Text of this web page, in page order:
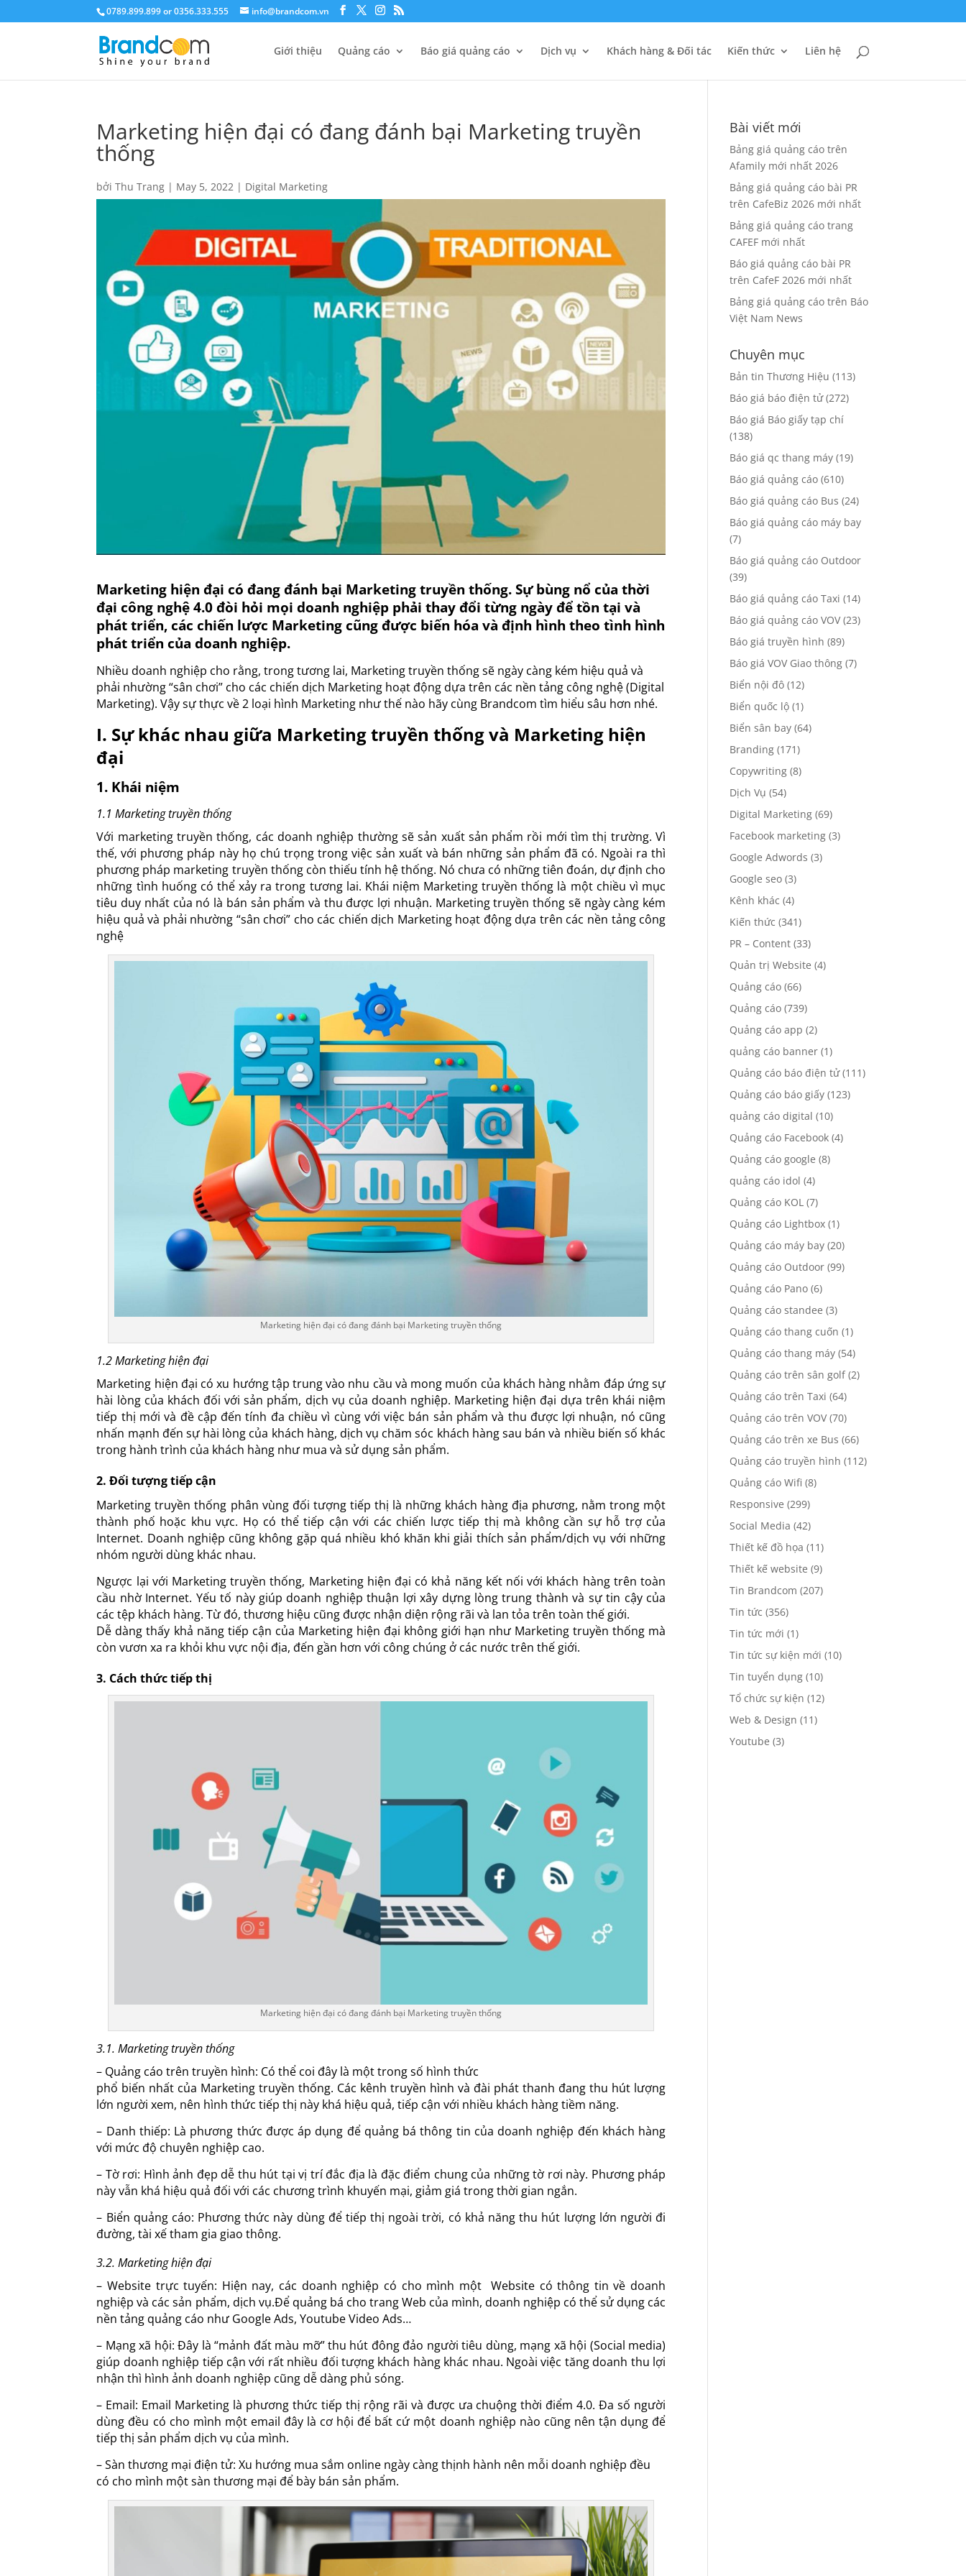
0789.899.899 or 0356.333.555 info@brandcom.vn
Giới thiệu Quảng cáo Báo giá quảng cáo Dịch vụ Khách hàng & Đối tác Kiến thức Liên hệ
Marketing hiện đại có đang đánh bại Marketing truyền
thống
bởiThu Trang | May 5, 2022 | Digital Marketing
Marketing hiện đại có đang đánh bại Marketing truyền thống. Sự bùng nổ của thời
đại công nghệ 4.0 đòi hỏi mọi doanh nghiệp phải thay đổi từng ngày để tồn tại và
phát triển, các chiến lược Marketing cũng được biến hóa và định hình theo tình hình
phát triển của doanh nghiệp.
Nhiều doanh nghiệp cho rằng, trong tương lai, Marketing truyền thống sẽ ngày càng kém hiệu quả và
phải nhường “sân chơi” cho các chiến dịch Marketing hoạt động dựa trên các nền tảng công nghệ (Digital
Marketing). Vậy sự thực về 2 loại hình Marketing như thế nào hãy cùng Brandcom tìm hiểu sâu hơn nhé.
I. Sự khác nhau giữa Marketing truyền thống và Marketing hiện
đại
1. Khái niệm
1.1 Marketing truyền thống
Với marketing truyền thống, các doanh nghiệp thường sẽ sản xuất sản phẩm rồi mới tìm thị trường. Vì
thế, với phương pháp này họ chú trọng trong việc sản xuất và bán những sản phẩm đã có. Ngoài ra thì
phương pháp marketing truyền thống còn thiếu tính hệ thống. Nó chưa có những tiên đoán, dự định cho
những tình huống có thể xảy ra trong tương lai. Khái niệm Marketing truyền thống là một chiều vì mục
tiêu duy nhất của nó là bán sản phẩm và thu được lợi nhuận. Marketing truyền thống sẽ ngày càng kém
hiệu quả và phải nhường “sân chơi” cho các chiến dịch Marketing hoạt động dựa trên các nền tảng công
nghệ
Marketing hiện đại có đang đánh bại Marketing truyền thống
1.2 Marketing hiện đại
Marketing hiện đại có xu hướng tập trung vào nhu cầu và mong muốn của khách hàng nhằm đáp ứng sự
hài lòng của khách đối với sản phẩm, dịch vụ của doanh nghiệp. Marketing hiện đại dựa trên khái niệm
tiếp thị mới và đề cập đến tính đa chiều vì cùng với việc bán sản phẩm và thu được lợi nhuận, nó cũng
nhấn mạnh đến sự hài lòng của khách hàng, dịch vụ chăm sóc khách hàng sau bán và nhiều biến số khác
trong hành trình của khách hàng như mua và sử dụng sản phẩm.
2. Đối tượng tiếp cận
Marketing truyền thống phân vùng đối tượng tiếp thị là những khách hàng địa phương, nằm trong một
thành phố hoặc khu vực. Họ có thể tiếp cận với các chiến lược tiếp thị mà không cần sự hỗ trợ của
Internet. Doanh nghiệp cũng không gặp quá nhiều khó khăn khi giải thích sản phẩm/dịch vụ với những
nhóm người dùng khác nhau.
Ngược lại với Marketing truyền thống, Marketing hiện đại có khả năng kết nối với khách hàng trên toàn
cầu nhờ Internet. Yếu tố này giúp doanh nghiệp thuận lợi xây dựng lòng trung thành và sự tin cậy của
các tệp khách hàng. Từ đó, thương hiệu cũng được nhận diện rộng rãi và lan tỏa trên toàn thế giới.
Dễ dàng thấy khả năng tiếp cận của Marketing hiện đại không giới hạn như Marketing truyền thống mà
còn vươn xa ra khỏi khu vực nội địa, đến gần hơn với công chúng ở các nước trên thế giới.
3. Cách thức tiếp thị
Marketing hiện đại có đang đánh bại Marketing truyền thống
3.1. Marketing truyền thống
– Quảng cáo trên truyền hình: Có thể coi đây là một trong số hình thức
phổ biến nhất của Marketing truyền thống. Các kênh truyền hình và đài phát thanh đang thu hút lượng
lớn người xem, nên hình thức tiếp thị này khá hiệu quả, tiếp cận với nhiều khách hàng tiềm năng.
– Danh thiếp: Là phương thức được áp dụng để quảng bá thông tin củadoanh nghiệp đến khách hàng
với mức độ chuyên nghiệp cao.
– Tờ rơi: Hình ảnh đẹp dễ thu hút tại vị trí đắc địa là đặc điểm chung của những tờ rơi này. Phương pháp
này vẫn khá hiệu quả đối với các chương trình khuyến mại, giảm giá trong thời gian ngắn.
– Biển quảng cáo: Phương thức này dùng để tiếp thị ngoài trời, có khả năng thu hút lượng lớn người đi
đường, tài xế tham gia giao thông.
3.2. Marketing hiện đại
– Website trực tuyến: Hiện nay, các doanh nghiệp có cho mình một Website có thông tin về doanh
nghiệp và các sản phẩm, dịch vụ.Để quảng bá cho trang Web của mình, doanh nghiệp có thể sử dụng các
nền tảng quảng cáo như Google Ads, Youtube Video Ads…
– Mạng xã hội: Đây là “mảnh đất màu mỡ” thu hút đông đảo người tiêu dùng, mạng xã hội (Social media)
giúp doanh nghiệp tiếp cận với rất nhiều đối tượng khách hàng khác nhau. Ngoài việc tăng doanh thu lợi
nhận thì hình ảnh doanh nghiệp cũng dễ dàng phủ sóng.
– Email: Email Marketing là phương thức tiếp thị rộng rãi và được ưa chuộng thời điểm 4.0. Đa số người
dùng đều có cho mình một email đây là cơ hội để bất cứ một doanh nghiệp nào cũng nên tận dụng để
tiếp thị sản phẩm dịch vụ của mình.
– Sàn thương mại điện tử: Xu hướng mua sắm online ngày càng thịnh hành nên mỗi doanh nghiệp đều
có cho mình một sàn thương mại để bày bán sản phẩm.
Bài viết mới
Bảng giá quảng cáo trên
Afamily mới nhất 2026
Bảng giá quảng cáo bài PR
trên CafeBiz 2026 mới nhất
Bảng giá quảng cáo trang
CAFEF mới nhất
Báo giá quảng cáo bài PR
trên CafeF 2026 mới nhất
Bảng giá quảng cáo trên Báo
Việt Nam News
Chuyên mục
Bản tin Thương Hiệu (113)
Báo giá báo điện tử(272)
Báo giá Báo giấy tạp chí
(138)
Báo giá qc thang máy (19)
Báo giá quảng cáo (610)
Báo giá quảng cáo Bus (24)
Báo giá quảng cáo máy bay
(7)
Báo giá quảng cáo Outdoor
(39)
Báo giá quảng cáo Taxi (14)
Báo giá quảng cáo VOV(23)
Báo giá truyền hình (89)
Báo giá VOV Giao thông (7)
Biển nội đô (12)
Biển quốc lộ (1)
Biển sân bay (64)
Branding (171)
Copywriting (8)
Dịch Vụ (54)
Digital Marketing (69)
Facebook marketing (3)
Google Adwords (3)
Google seo (3)
Kênh khác (4)
Kiến thức (341)
PR – Content (33)
Quản trị Website (4)
Quảng cáo (66)
Quảng cáo (739)
Quảng cáo app (2)
quảng cáo banner (1)
Quảng cáo báo điện tử(111)
Quảng cáo báo giấy (123)
quảng cáo digital (10)
Quảng cáo Facebook (4)
Quảng cáo google (8)
quảng cáo idol (4)
Quảng cáo KOL (7)
Quảng cáo Lightbox (1)
Quảng cáo máy bay (20)
Quảng cáo Outdoor (99)
Quảng cáo Pano (6)
Quảng cáo standee (3)
Quảng cáo thang cuốn (1)
Quảng cáo thang máy (54)
Quảng cáo trên sân golf(2)
Quảng cáo trên Taxi (64)
Quảng cáo trên VOV(70)
Quảng cáo trên xe Bus (66)
Quảng cáo truyền hình (112)
Quảng cáo Wifi (8)
Responsive (299)
Social Media (42)
Thiết kế đồ họa (11)
Thiết kế website (9)
Tin Brandcom (207)
Tin tức (356)
Tin tức mới (1)
Tin tức sự kiện mới (10)
Tin tuyển dụng (10)
Tổ chức sự kiện (12)
Web & Design (11)
Youtube (3)